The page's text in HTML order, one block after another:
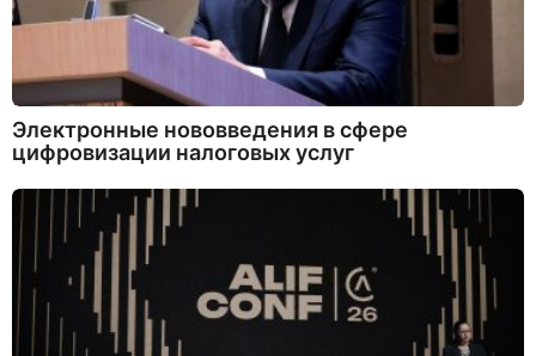
Электронные нововведения в сфере
цифровизации налоговых услуг